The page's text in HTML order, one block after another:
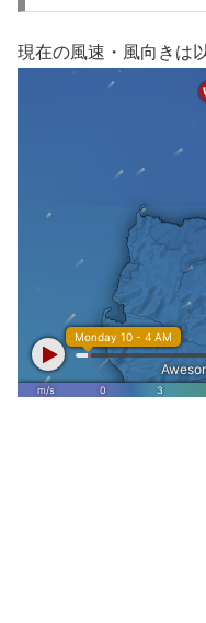
現在の風速・風向きは